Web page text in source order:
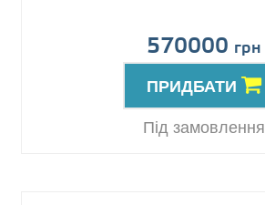
570000 грн
ПРИДБАТИ
Під замовлення